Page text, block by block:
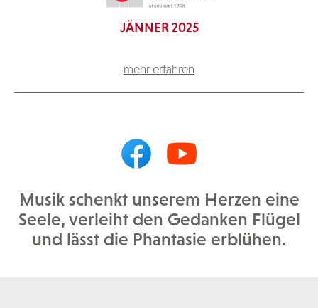
JÄNNER 2025
mehr erfahren
Musik schenkt unserem Herzen eine
Seele, verleiht den Gedanken Flügel
und lässt die Phantasie erblühen.